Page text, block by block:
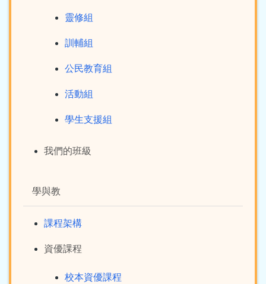
靈修組
訓輔組
公民教育組
活動組
學生支援組
我們的班級
學與教
課程架構
資優課程
校本資優課程